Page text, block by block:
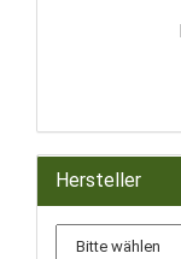
Hersteller